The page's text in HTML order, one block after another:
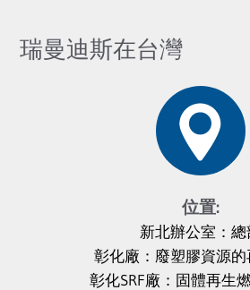
瑞曼迪斯在台灣
位置:
新北辦公室：總
彰化廠：廢塑膠資源
彰化SRF廠：固體再生